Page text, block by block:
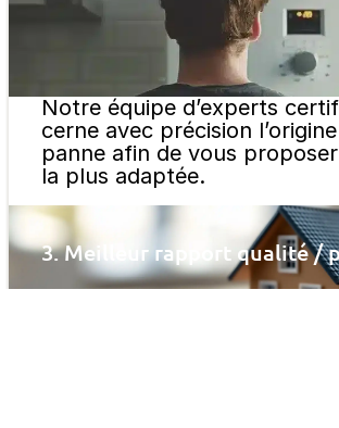
Notre équipe d’experts
cerne avec précision
panne afin de vous
la plus adaptée.
3. Meilleur rapport qualité /